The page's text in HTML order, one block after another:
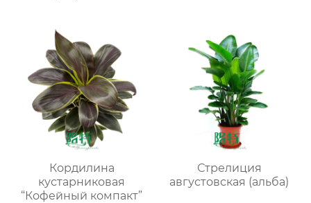
Кордилина
кустарниковая
“Кофейный компакт”
Стрелиция
августовская (альба)